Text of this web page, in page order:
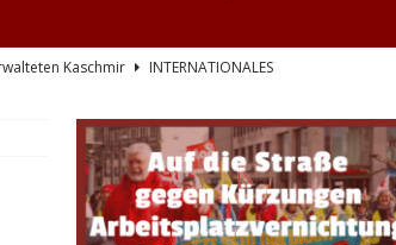
Kaschmir
INTERNATIONALES
GEWERKSCHAFTEN & ARBEITSKÄMPFE